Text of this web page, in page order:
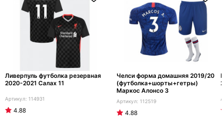
Ливерпуль футболка резервная
2020-2021 Салах 11
114931
4.88
Челси форма домашняя 2019/20
(футболка+шорты+гетры)
Маркос Алонсо 3
112519
4.88